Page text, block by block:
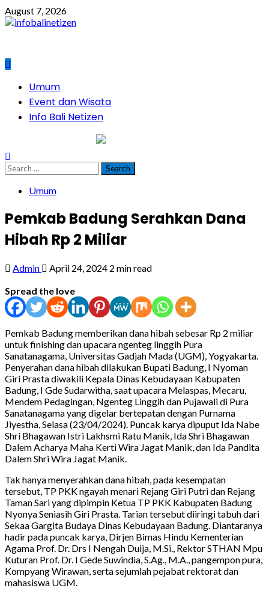
Skip
to
August 7, 2026
PrimaryUmum
Event dan Wisata
Info Bali Netizen
Search
for:
Umum
Pemkab Badung Serahkan Dana
Hibah Rp 2 Miliar
Admin April 24, 2024 2 min read
Spread the love
Pemkab Badung memberikan dana hibah sebesar Rp 2 miliar
untuk finishing dan upacara ngenteg linggih Pura
Sanatanagama, Universitas Gadjah Mada (UGM), Yogyakarta.
Penyerahan dana hibah dilakukan Bupati Badung, I Nyoman
Giri Prasta diwakili Kepala Dinas Kebudayaan Kabupaten
Badung, I Gde Sudarwitha, saat upacara Melaspas, Mecaru,
Mendem Pedagingan, Ngenteg Linggih dan Pujawali di Pura
Sanatanagama yang digelar bertepatan dengan Purnama
Jiyestha, Selasa (23/04/2024). Puncak karya dipuput Ida Nabe
Shri Bhagawan Istri Lakhsmi Ratu Manik, Ida Shri Bhagawan
Dalem Acharya Maha Kerti Wira Jagat Manik, dan Ida Pandita
Dalem Shri Wira Jagat Manik.
Tak hanya menyerahkan dana hibah, pada kesempatan
tersebut, TP PKK ngayah menari Rejang Giri Putri dan Rejang
Taman Sari yang dipimpin Ketua TP PKK Kabupaten Badung
Nyonya Seniasih Giri Prasta. Tarian tersebut diiringi tabuh dari
Sekaa Gargita Budaya Dinas Kebudayaan Badung. Diantaranya
hadir pada puncak karya, Dirjen Bimas Hindu Kementerian
Agama Prof. Dr. Drs I Nengah Duija, M.Si., Rektor STHAN Mpu
Kuturan Prof. Dr. I Gede Suwindia, S.Ag., M.A., pangempon pura,
Kompyang Wirawan, serta sejumlah pejabat rektorat dan
mahasiswa UGM.